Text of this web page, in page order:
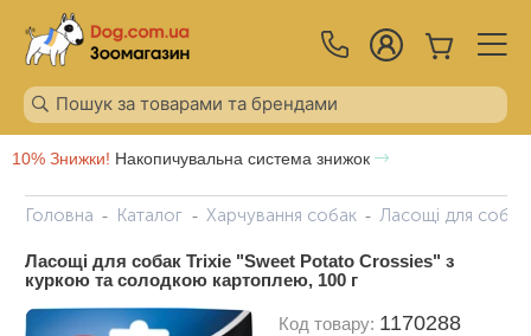
10% Знижки! Накопичувальна система знижок
Головна Каталог Харчування собак Ласощі для собак
Ласощі для собак Trixie "Sweet Potato Crossies" з
куркою та солодкою картоплею, 100 г
Код товару: 1170288